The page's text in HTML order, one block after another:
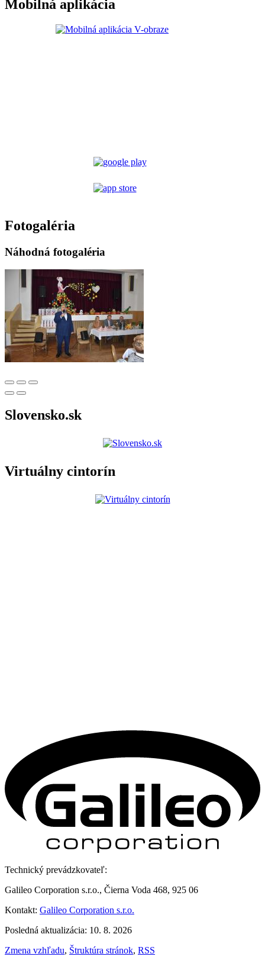
Mobilná aplikácia
Fotogaléria
Náhodná fotogaléria
Slovensko.sk
Virtuálny cintorín
Technický prevádzkovateľ:
Galileo Corporation s.r.o., Čierna Voda 468, 925 06
Kontakt: Galileo Corporation s.r.o.
Posledná aktualizácia: 10. 8. 2026
Zmena vzhľadu, Štruktúra stránok, RSS